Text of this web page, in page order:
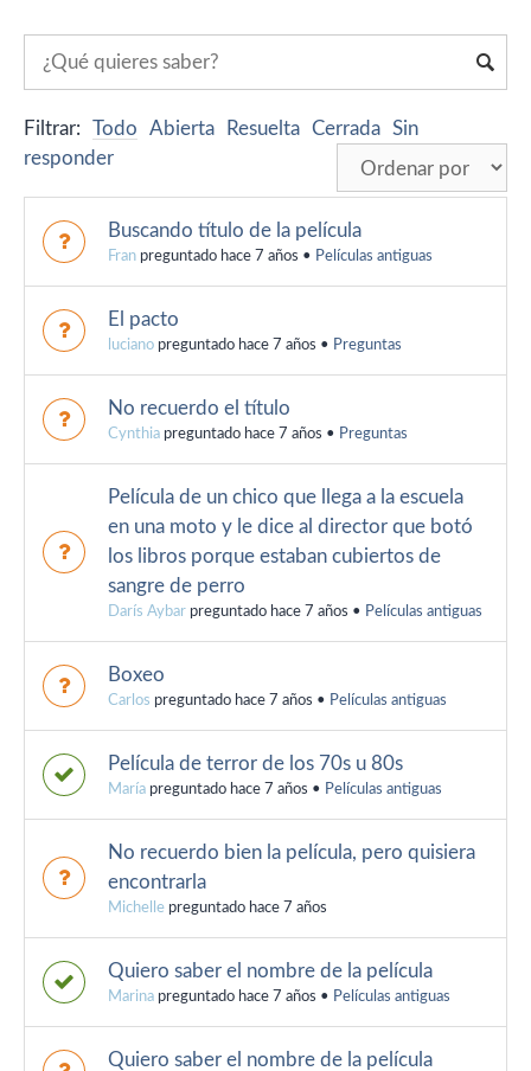
Filtrar: Todo Abierta Resuelta Cerrada Sin
responder
Buscando título de la película
Fran preguntado hace 7 años • Películas antiguas
El pacto
luciano preguntado hace 7 años • Preguntas
No recuerdo el título
Cynthia preguntado hace 7 años • Preguntas
Película de un chico que llega a la escuela
en una moto y le dice al director que botó
los libros porque estaban cubiertos de
sangre de perro
Darís Aybar preguntado hace 7 años • Películas antiguas
Boxeo
Carlos preguntado hace 7 años • Películas antiguas
Película de terror de los 70s u 80s
María preguntado hace 7 años • Películas antiguas
No recuerdo bien la película, pero quisiera
encontrarla
Michelle preguntado hace 7 años
Quiero saber el nombre de la película
Marina preguntado hace 7 años • Películas antiguas
Quiero saber el nombre de la película